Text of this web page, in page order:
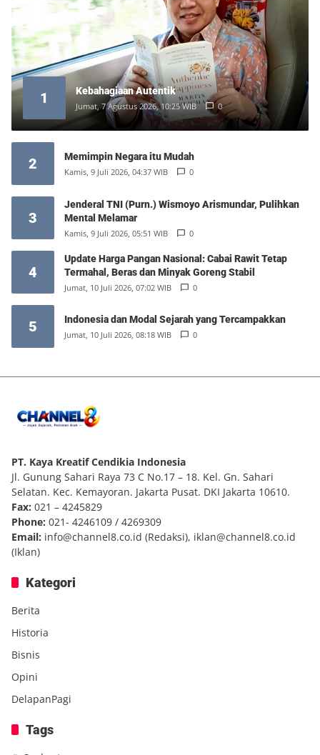
1 Kebahagiaan Autentik
Jumat, 7 Agustus 2026, 10:25 WIB 0
2 Memimpin Negara itu Mudah
Kamis, 9 Juli 2026, 04:37 WIB 0
3
Jenderal TNI (Purn.) Wismoyo Arismundar, Pulihkan
Mental Melamar
Kamis, 9 Juli 2026, 05:51 WIB 0
4
Update Harga Pangan Nasional: Cabai Rawit Tetap
Termahal, Beras dan Minyak Goreng Stabil
Jumat, 10 Juli 2026, 07:02 WIB 0
5 Indonesia dan Modal Sejarah yang Tercampakkan
Jumat, 10 Juli 2026, 08:18 WIB 0
PT. Kaya Kreatif Cendikia Indonesia
Jl. Gunung Sahari Raya 73 C No.17 – 18. Kel. Gn. Sahari
Selatan. Kec. Kemayoran. Jakarta Pusat. DKI Jakarta 10610.
Fax: 021 – 4245829
Phone: 021- 4246109 / 4269309
Email: info@channel8.co.id (Redaksi), iklan@channel8.co.id
(Iklan)
Kategori
Berita
Historia
Bisnis
Opini
DelapanPagi
Tags